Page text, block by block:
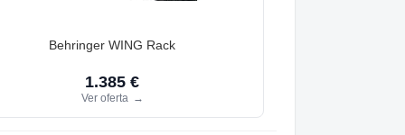
Behringer WING Rack
1.385 €
Ver oferta →